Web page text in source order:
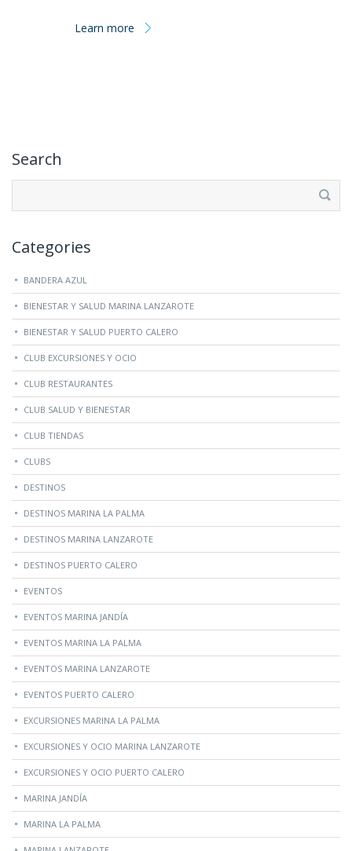
Learn more
Search
Categories
BANDERA AZUL
BIENESTAR Y SALUD MARINA LANZAROTE
BIENESTAR Y SALUD PUERTO CALERO
CLUB EXCURSIONES Y OCIO
CLUB RESTAURANTES
CLUB SALUD Y BIENESTAR
CLUB TIENDAS
CLUBS
DESTINOS
DESTINOS MARINA LA PALMA
DESTINOS MARINA LANZAROTE
DESTINOS PUERTO CALERO
EVENTOS
EVENTOS MARINA JANDÍA
EVENTOS MARINA LA PALMA
EVENTOS MARINA LANZAROTE
EVENTOS PUERTO CALERO
EXCURSIONES MARINA LA PALMA
EXCURSIONES Y OCIO MARINA LANZAROTE
EXCURSIONES Y OCIO PUERTO CALERO
MARINA JANDÍA
MARINA LA PALMA